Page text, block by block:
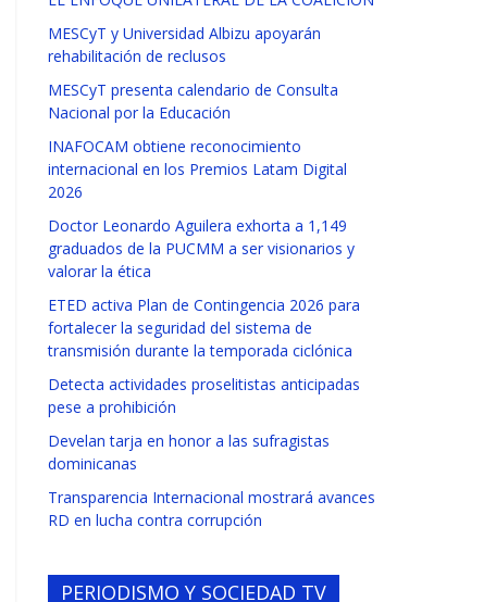
MESCyT y Universidad Albizu apoyarán
rehabilitación de reclusos
MESCyT presenta calendario de Consulta
Nacional por la Educación
INAFOCAM obtiene reconocimiento
internacional en los Premios Latam Digital
2026
Doctor Leonardo Aguilera exhorta a 1,149
graduados de la PUCMM a ser visionarios y
valorar la ética
ETED activa Plan de Contingencia 2026 para
fortalecer la seguridad del sistema de
transmisión durante la temporada ciclónica
Detecta actividades proselitistas anticipadas
pese a prohibición
Develan tarja en honor a las sufragistas
dominicanas
Transparencia Internacional mostrará avances
RD en lucha contra corrupción
PERIODISMO Y SOCIEDAD TV